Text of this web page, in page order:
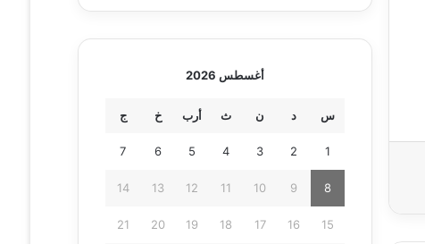
أغسطس 2026
س د ن ث أرب خ ج
1
2
3
4
5
6
7
8
9
10
11
12
13
14
15
16
17
18
19
20
21